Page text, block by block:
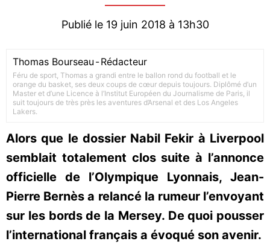
Publié le 19 juin 2018 à 13h30
Thomas Bourseau -Rédacteur
Féru de sport, Thomas a grandi entre le ballon rond du football et le
orange du basket, ses deux coups de cœur depuis toujours. Diplômé d’un
Master et d’une Licence à l’Institut Européen du Journalisme de Paris, il
suit toujours de très près les aventures d’Arsenal et des Los Angeles
Lakers.
Alors que le dossier Nabil Fekir à Liverpool
semblait totalement clos suite à l’annonce
officielle de l’Olympique Lyonnais, Jean-
Pierre Bernès a relancé la rumeur l’envoyant
sur les bords de la Mersey. De quoi pousser
l’international français a évoqué son avenir.